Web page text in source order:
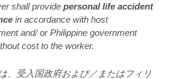
shall providepersonal life accident
in accordance with host
and/ or Philippine government
cost to the worker.
、受入国政府および／またはフィリ